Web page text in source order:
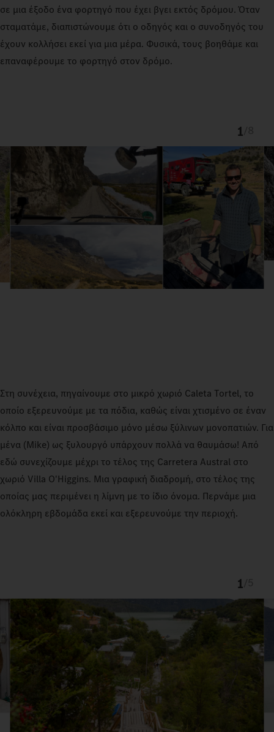
σε μια έξοδο ένα φορτηγό που έχει βγει εκτός δρόμου. Όταν
σταματάμε, διαπιστώνουμε ότι ο οδηγός και ο συνοδηγός του
έχουν κολλήσει εκεί για μια μέρα. Φυσικά, τους βοηθάμε και
επαναφέρουμε το φορτηγό στον δρόμο.
1
Στη συνέχεια, πηγαίνουμε στο μικρό χωριό Caleta Tortel, το
οποίο εξερευνούμε με τα πόδια, καθώς είναι χτισμένο σε έναν
κόλπο και είναι προσβάσιμο μόνο μέσω ξύλινων μονοπατιών. Για
μένα (Mike) ως ξυλουργό υπάρχουν πολλά να θαυμάσω! Από
εδώ συνεχίζουμε μέχρι το τέλος της Carretera Austral στο
χωριό Villa O'Higgins. Μια γραφική διαδρομή, στο τέλος της
οποίας μας περιμένει η λίμνη με το ίδιο όνομα. Περνάμε μια
ολόκληρη εβδομάδα εκεί και εξερευνούμε την περιοχή.
1